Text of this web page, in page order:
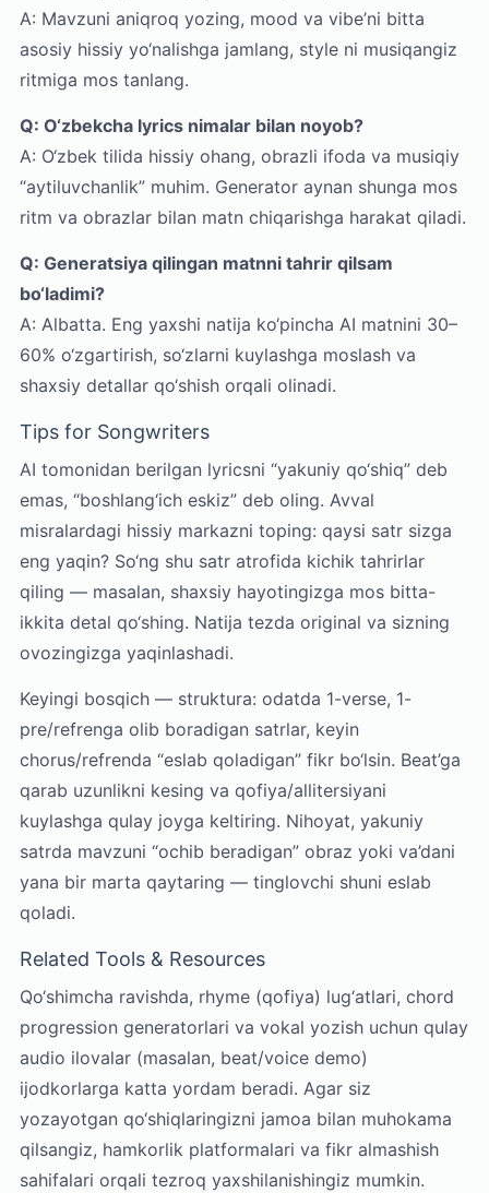
A: Mavzuni aniqroq yozing, mood va vibe’ni bitta
asosiy hissiy yo‘nalishga jamlang, style ni musiqangiz
ritmiga mos tanlang.
Q: O‘zbekcha lyrics nimalar bilan noyob?
A: O‘zbek tilida hissiy ohang, obrazli ifoda va musiqiy
“aytiluvchanlik” muhim. Generator aynan shunga mos
ritm va obrazlar bilan matn chiqarishga harakat qiladi.
Q: Generatsiya qilingan matnni tahrir qilsam
bo‘ladimi?
A: Albatta. Eng yaxshi natija ko‘pincha AI matnini 30–
60% o‘zgartirish, so‘zlarni kuylashga moslash va
shaxsiy detallar qo‘shish orqali olinadi.
Tips for Songwriters
AI tomonidan berilgan lyricsni “yakuniy qo‘shiq” deb
emas, “boshlang‘ich eskiz” deb oling. Avval
misralardagi hissiy markazni toping: qaysi satr sizga
eng yaqin? So‘ng shu satr atrofida kichik tahrirlar
qiling — masalan, shaxsiy hayotingizga mos bitta-
ikkita detal qo‘shing. Natija tezda original va sizning
ovozingizga yaqinlashadi.
Keyingi bosqich — struktura: odatda 1-verse, 1-
pre/refrenga olib boradigan satrlar, keyin
chorus/refrenda “eslab qoladigan” fikr bo‘lsin. Beat’ga
qarab uzunlikni kesing va qofiya/allitersiyani
kuylashga qulay joyga keltiring. Nihoyat, yakuniy
satrda mavzuni “ochib beradigan” obraz yoki va’dani
yana bir marta qaytaring — tinglovchi shuni eslab
qoladi.
Related Tools & Resources
Qo‘shimcha ravishda, rhyme (qofiya) lug‘atlari, chord
progression generatorlari va vokal yozish uchun qulay
audio ilovalar (masalan, beat/voice demo)
ijodkorlarga katta yordam beradi. Agar siz
yozayotgan qo‘shiqlaringizni jamoa bilan muhokama
qilsangiz, hamkorlik platformalari va fikr almashish
sahifalari orqali tezroq yaxshilanishingiz mumkin.